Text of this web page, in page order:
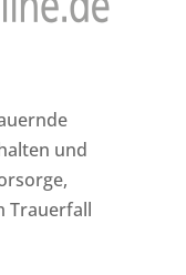
und
Trauerfall